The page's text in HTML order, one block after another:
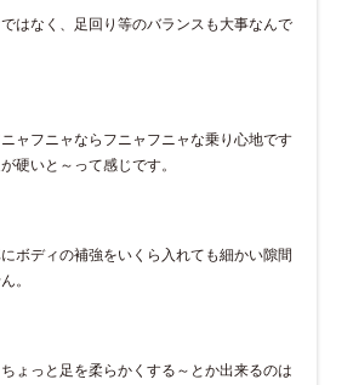
はなく、足回り等のバランスも大事なんで
ャフニャならフニャフニャな乗り心地です
硬いと～って感じです。
ボディの補強をいくら入れても細かい隙間
。
ょっと足を柔らかくする～とか出来るのは